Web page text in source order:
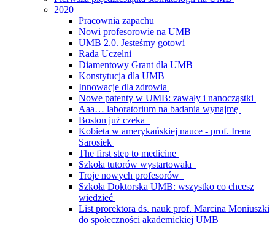
2020
Pracownia zapachu
Nowi profesorowie na UMB
UMB 2.0. Jesteśmy gotowi
Rada Uczelni
Diamentowy Grant dla UMB
Konstytucja dla UMB
Innowacje dla zdrowia
Nowe patenty w UMB: zawały i nanocząstki
Aaa… laboratorium na badania wynajmę
Boston już czeka
Kobieta w amerykańskiej nauce - prof. Irena
Sarosiek
The first step to medicine
Szkoła tutorów wystartowała
Troje nowych profesorów
Szkoła Doktorska UMB: wszystko co chcesz
wiedzieć
List prorektora ds. nauk prof. Marcina Moniuszki
do społeczności akademickiej UMB